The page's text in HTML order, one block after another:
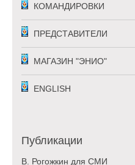
КОМАНДИРОВКИ
ПРЕДСТАВИТЕЛИ
МАГАЗИН "ЭНИО"
ENGLISH
Публикации
В. Рогожкин для СМИ